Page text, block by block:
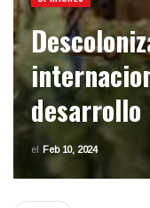
desarrollo
el Feb 10, 2024